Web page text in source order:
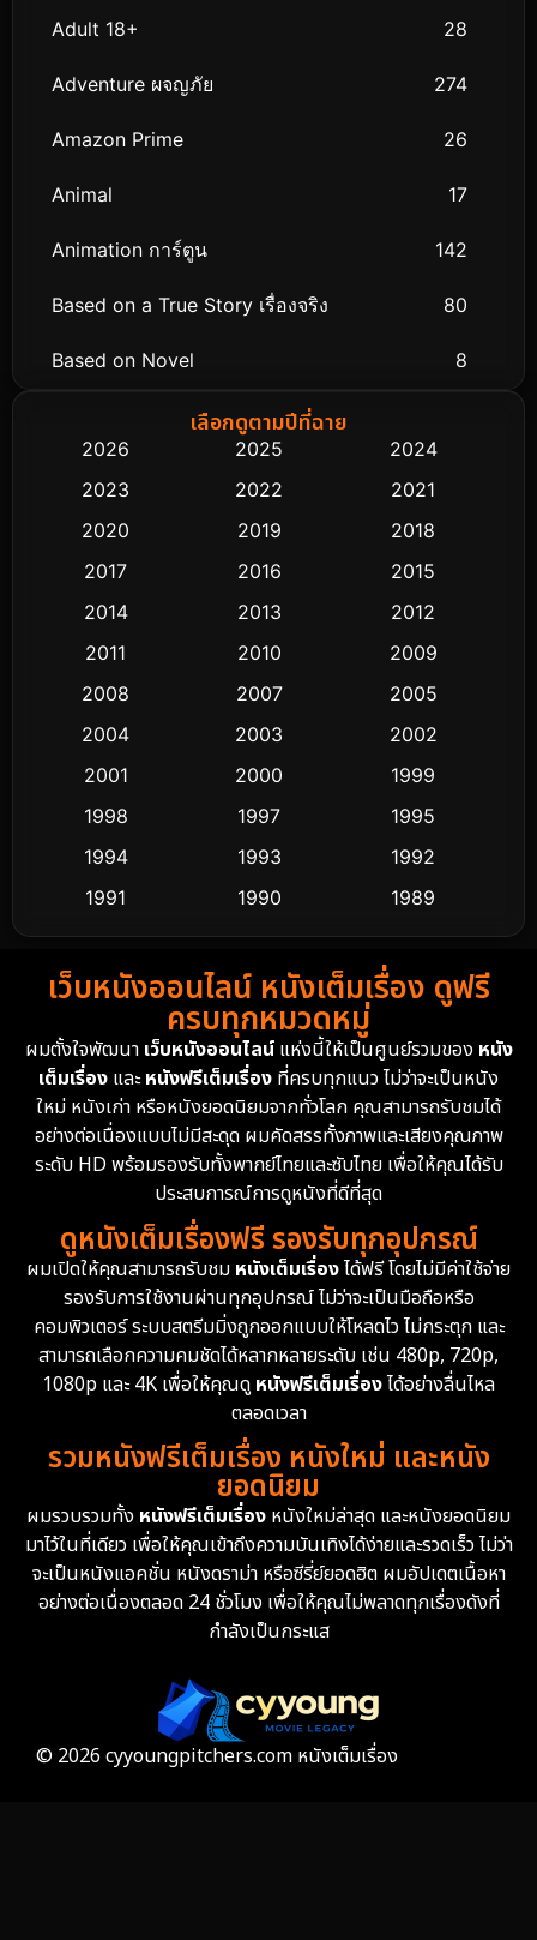
Adult 18+ 28
Adventure ผจญภัย 274
Amazon Prime 26
Animal 17
Animation การ์ตูน 142
Based on a True Story เรื่องจริง 80
Based on Novel 8
Biography ชีวิตจริง
Classic หนังคลาสสิก
Comedy ตลก 445
Crime อาชญากรรม 518
Cult Film
Dance เต้น
Detective สืบสวน
Detective สืบสวน
Disney+ 4
Documentary สารคดี 94
Drama ดราม่า
Dystopian 16
Emotional 61
Epic มหากาพย์ 219
Family ครอบครัว 366
Fantasy จินตนาการ 332
Fiction 9
เลือกดูตามปีที่ฉาย
2026 2025
2024
2023
2022
2021
2020
2019
2018
2017
2016
2015
2014
2013
2012
2011
2010
2009
2008
2007
2005
2004
2003
2002
2001
2000
1999
1998
1997
1995
1994
1993
1992
1991
1990
1989
1988
1986
1985
1983
1982
1981
1974
1962
เว็บหนังออนไลน์ หนังเต็มเรื่อง ดูฟรี
ครบทุกหมวดหมู่
ผมตั้งใจพัฒนา เว็บหนังออนไลน์แห่งนี้ให้เป็นศูนย์รวมของ หนัง
เต็มเรื่อง และหนังฟรีเต็มเรื่อง ที่ครบทุกแนว ไม่ว่าจะเป็นหนัง
ใหม่ หนังเก่า หรือหนังยอดนิยมจากทั่วโลก คุณสามารถรับชมได้
อย่างต่อเนื่องแบบไม่มีสะดุด ผมคัดสรรทั้งภาพและเสียงคุณภาพ
ระดับ HD พร้อมรองรับทั้งพากย์ไทยและซับไทย เพื่อให้คุณได้รับ
ประสบการณ์การดูหนังที่ดีที่สุด
ดูหนังเต็มเรื่องฟรี รองรับทุกอุปกรณ์
ผมเปิดให้คุณสามารถรับชม หนังเต็มเรื่องได้ฟรี โดยไม่มีค่าใช้จ่าย
รองรับการใช้งานผ่านทุกอุปกรณ์ ไม่ว่าจะเป็นมือถือหรือ
คอมพิวเตอร์ ระบบสตรีมมิ่งถูกออกแบบให้โหลดไว ไม่กระตุก และ
สามารถเลือกความคมชัดได้หลากหลายระดับ เช่น 480p, 720p,
1080p และ 4K เพื่อให้คุณดู หนังฟรีเต็มเรื่องได้อย่างลื่นไหล
ตลอดเวลา
รวมหนังฟรีเต็มเรื่อง หนังใหม่ และหนัง
ยอดนิยม
ผมรวบรวมทั้ง หนังฟรีเต็มเรื่อง หนังใหม่ล่าสุด และหนังยอดนิยม
มาไว้ในที่เดียว เพื่อให้คุณเข้าถึงความบันเทิงได้ง่ายและรวดเร็ว ไม่ว่า
จะเป็นหนังแอคชั่น หนังดราม่า หรือซีรี่ย์ยอดฮิต ผมอัปเดตเนื้อหา
อย่างต่อเนื่องตลอด 24 ชั่วโมง เพื่อให้คุณไม่พลาดทุกเรื่องดังที่
กำลังเป็นกระแส
© 2026 cyyoungpitchers.com หนังเต็มเรื่อง